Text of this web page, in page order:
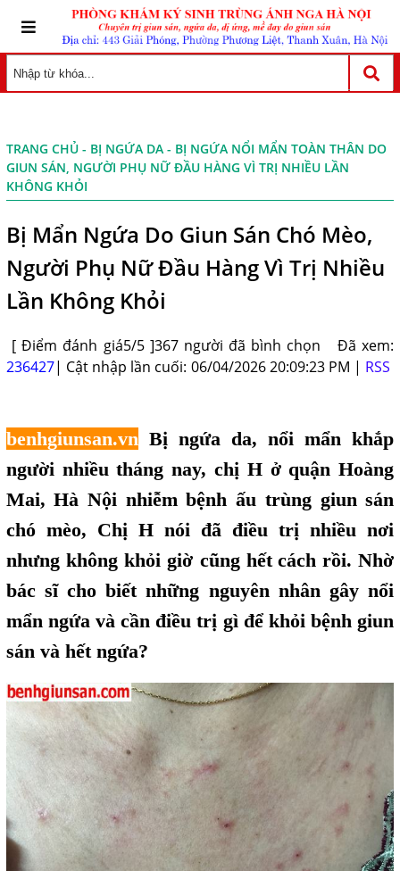
TRANG CHỦ- BỊ NGỨA DA- BỊ NGỨA NỔI MẨN TOÀN THÂN DO
GIUN SÁN, NGƯỜI PHỤ NỮ ĐẦU HÀNG VÌ TRỊ NHIỀU LẦN
KHÔNG KHỎI
Bị Mẩn Ngứa Do Giun Sán Chó Mèo,
Người Phụ Nữ Đầu Hàng Vì Trị Nhiều
Lần Không Khỏi
[ Điểm đánh giá5/5 ]367 người đã bình chọn
Đã xem:
236427| Cật nhập lần cuối: 06/04/2026 20:09:23 PM | RSS
benhgiunsan.vnBị ngứa da, nổi mẩn khắp
người nhiều tháng nay, chị H ở quận Hoàng
Mai, Hà Nội nhiễm bệnh ấu trùng giun sán
chó mèo, Chị H nói đã điều trị nhiều nơi
nhưng không khỏi giờ cũng hết, cách rồi. Nhờ
bác sĩ cho biết những nguyên nhân gây nổi
mẩn ngứa và cần điều trị gì để khỏi bệnh giun
sán và hết ngứa?